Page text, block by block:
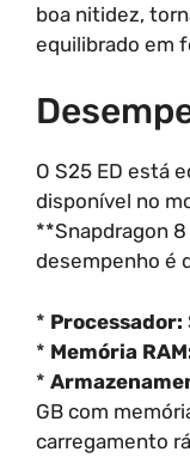
boa nitidez,
equilibrado em
O S25 ED está
disponível no
**Snapdragon
desempenho é
* Processador:
* Memória
*
GB com
carregamento